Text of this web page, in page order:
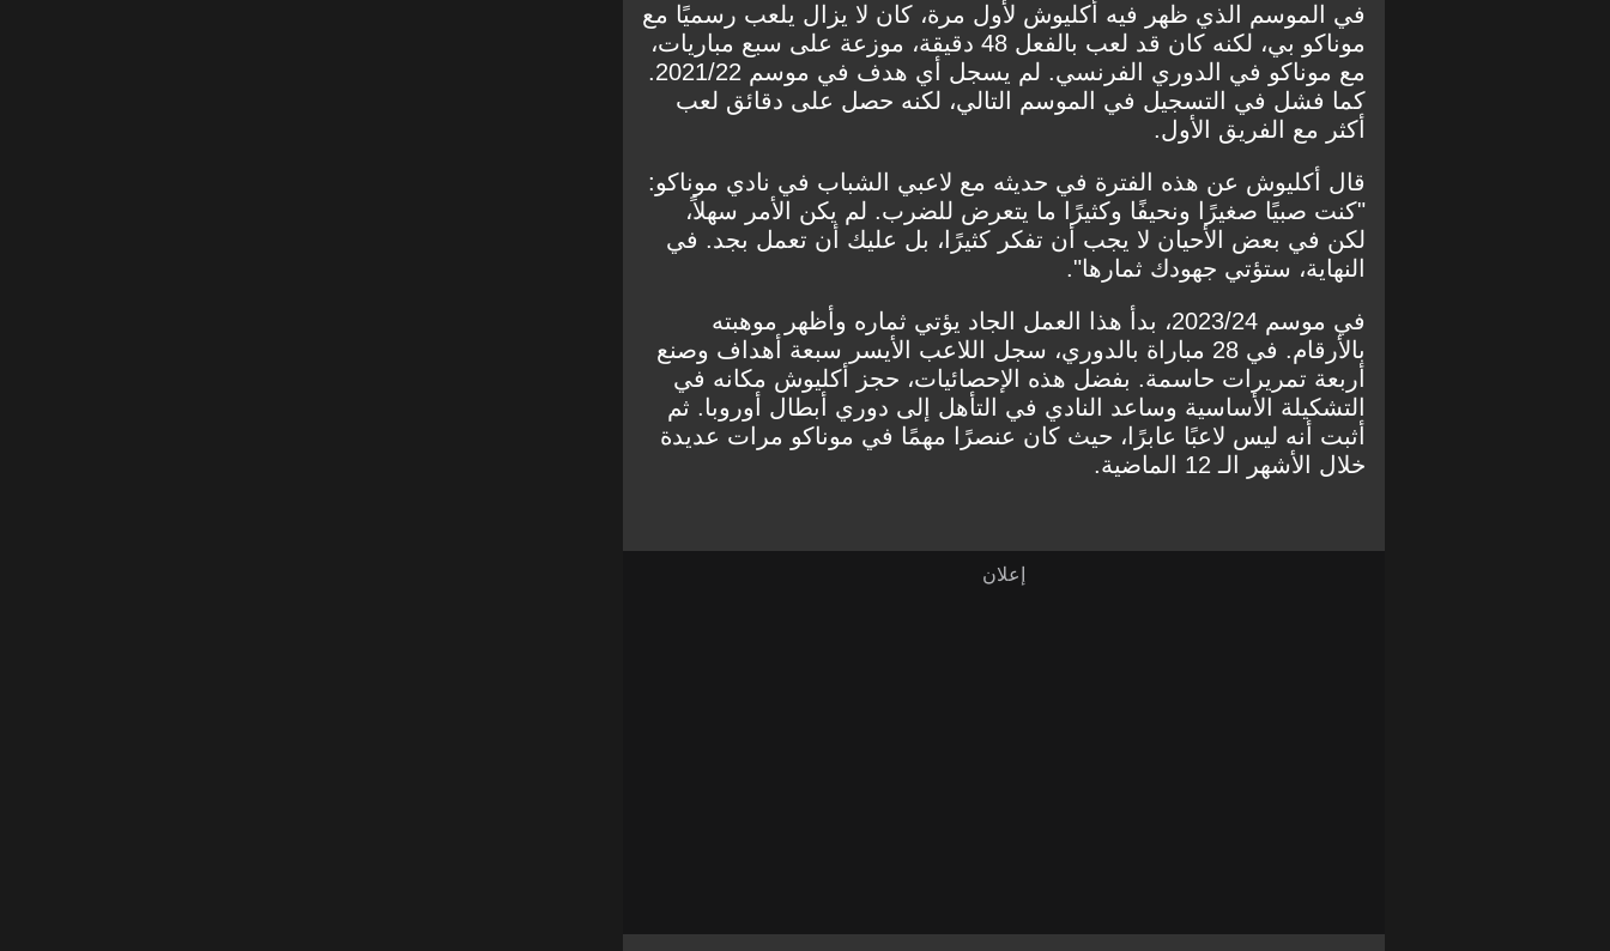
في الموسم الذي ظهر فيه أكليوش لأول مرة، كان لا يزال يلعب رسميًا مع
موناكو بي، لكنه كان قد لعب بالفعل 48 دقيقة، موزعة على سبع مباريات،
مع موناكو في الدوري الفرنسي. لم يسجل أي هدف في موسم 2021/22.
كما فشل في التسجيل في الموسم التالي، لكنه حصل على دقائق لعب
أكثر مع الفريق الأول.
قال أكليوش عن هذه الفترة في حديثه مع لاعبي الشباب في نادي موناكو:
"كنت صبيًا صغيرًا ونحيفًا وكثيرًا ما يتعرض للضرب. لم يكن الأمر سهلاً،
لكن في بعض الأحيان لا يجب أن تفكر كثيرًا، بل عليك أن تعمل بجد. في
النهاية، ستؤتي جهودك ثمارها".
في موسم 2023/24، بدأ هذا العمل الجاد يؤتي ثماره وأظهر موهبته
بالأرقام. في 28 مباراة بالدوري، سجل اللاعب الأيسر سبعة أهداف وصنع
أربعة تمريرات حاسمة. بفضل هذه الإحصائيات، حجز أكليوش مكانه في
التشكيلة الأساسية وساعد النادي في التأهل إلى دوري أبطال أوروبا. ثم
أثبت أنه ليس لاعبًا عابرًا، حيث كان عنصرًا مهمًا في موناكو مرات عديدة
خلال الأشهر الـ 12 الماضية.